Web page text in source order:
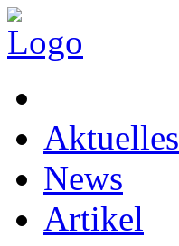
Aktuelles
News
Artikel